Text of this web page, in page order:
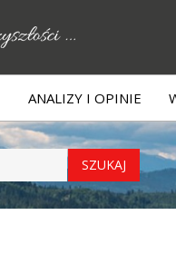
ANALIZY I OPINIE